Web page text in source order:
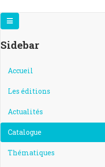
Sidebar
Accueil
Les éditions
Actualités
Catalogue
Thématiques